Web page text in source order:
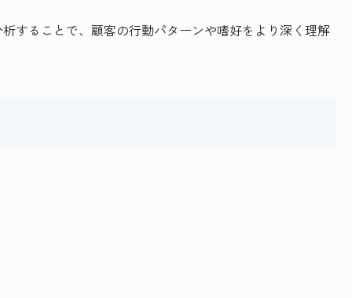
することで、顧客の行動パターンや嗜好をより深く理解